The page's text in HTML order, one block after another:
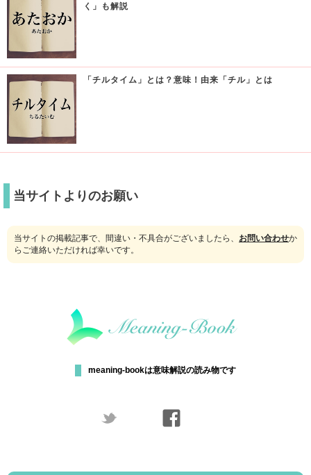
く」も解説
「チルタイム」とは？意味！由来「チル」とは
当サイトよりのお願い
当サイトの掲載記事で、間違い・不具合がございましたら、 お問い合わせか
らご連絡いただければ幸いです。
meaning-bookは意味解説の読み物です